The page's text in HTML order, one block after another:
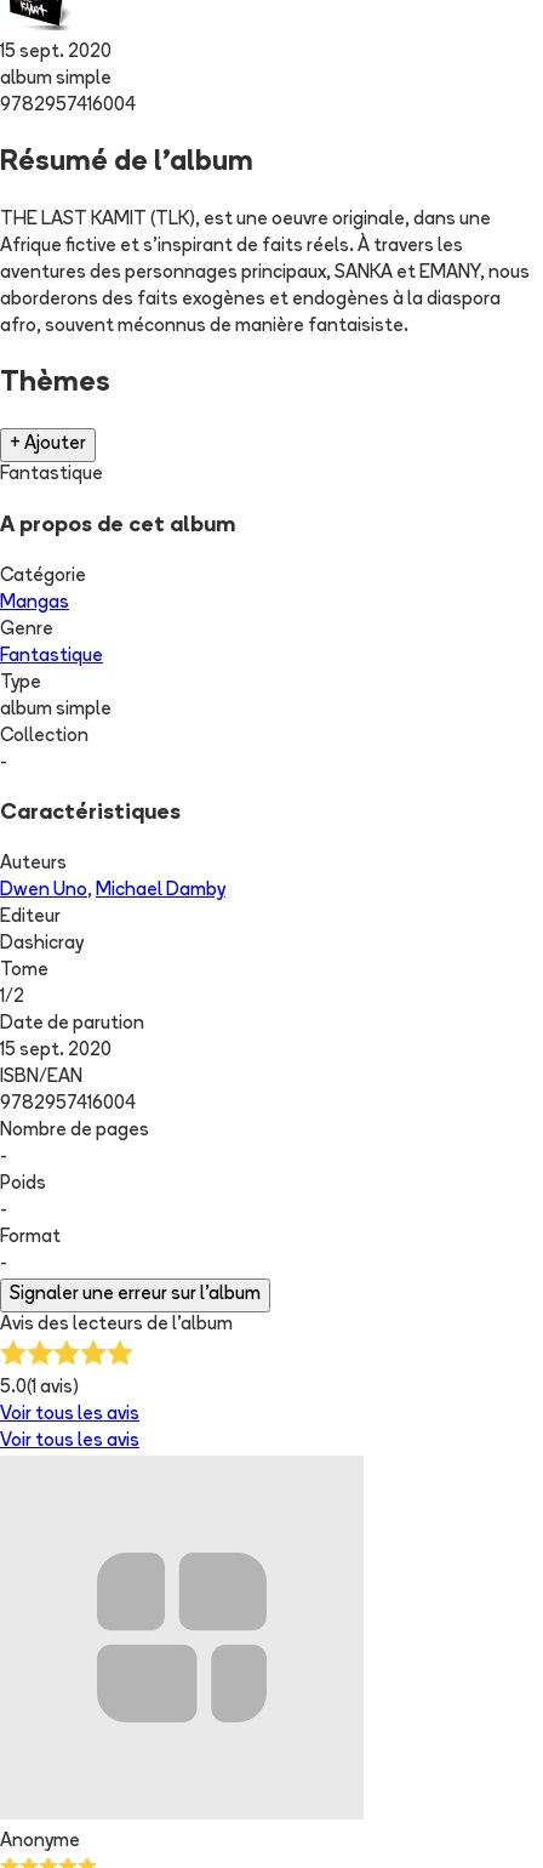
15 sept. 2020
album simple
9782957416004
Résumé de l'album
THE LAST KAMIT (TLK), est une oeuvre originale, dans une
Afrique fictive et s’inspirant de faits réels. À travers les
aventures des personnages principaux, SANKA et EMANY, nous
aborderons des faits exogènes et endogènes à la diaspora
afro, souvent méconnus de manière fantaisiste.
Thèmes
+ Ajouter
Fantastique
A propos de cet album
Catégorie
Mangas
Genre
Fantastique
Type
album simple
Collection
-
Caractéristiques
Auteurs
Dwen Uno, Michael Damby
Editeur
Dashicray
Tome
1/2
Date de parution
15 sept. 2020
ISBN/EAN
9782957416004
Nombre de pages
-
Poids
-
Format
-
Signaler une erreur sur l'album
Avis des lecteurs de l'album
5.0(1 avis)
Voir tous les avis
Voir tous les avis
Anonyme